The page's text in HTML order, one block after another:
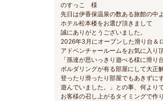
のすっこ 様
先日は伊香保温泉の数ある旅館の中
ホテル松本楼をお選び頂きまして
誠にありがとうございました。
2026年3月にオープンした滑り台＆
アドベンチャールームをお気に入り
「孫達が思いっきり遊べる様に滑り
ボルダリングが有る部屋にして大正
登ったり滑ったり部屋でもあきずに
遊んでいました。」との事、何より
お客様の召し上がるタイミングで作